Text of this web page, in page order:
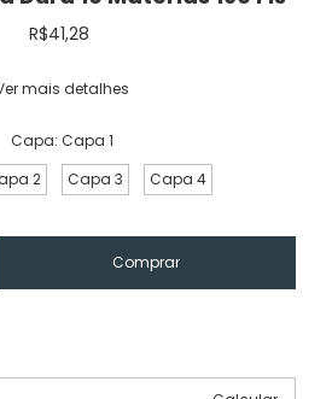
R$41,28
mais detalhes
Capa: Capa 1
2 Capa 3 Capa 4